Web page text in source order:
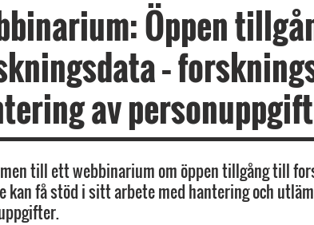
Öppen
–
av
till ett webbinarium om öppen tillgång till
kan få stöd i sitt arbete med hantering och